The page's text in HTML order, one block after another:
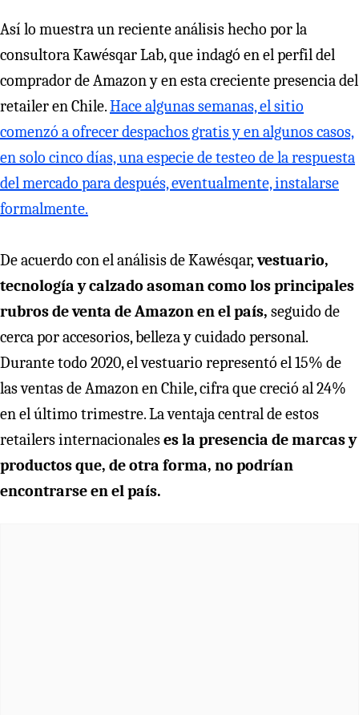
Así lo muestra un reciente análisis hecho por la
consultora Kawésqar Lab, que indagó en el perfil del
comprador de Amazon y en esta creciente presencia del
retailer en Chile.Hace algunas semanas, el sitio
comenzó a ofrecer despachos gratis y en algunos casos,
en solo cinco días, una especie de testeo de la respuesta
del mercado para después, eventualmente, instalarse
formalmente.
De acuerdo con el análisis de Kawésqar,vestuario,
tecnología y calzado asoman como los principales
rubros de venta de Amazon en el país, seguido de
cerca por accesorios, belleza y cuidado personal.
Durante todo 2020, el vestuario representó el 15% de
las ventas de Amazon en Chile, cifra que creció al 24%
en el último trimestre. La ventaja central de estos
retailers internacionaleses la presencia de marcas y
productos que, de otra forma, no podrían
encontrarse en el país.